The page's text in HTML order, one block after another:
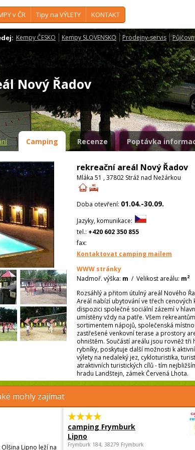
v ČR Tipy na VÝLETY KONTAKT
Kempy ČESKO Kempy SLOVENSKO Prodejny-servis
Nový Řadov
Camping Recenze Poptávka
rekreační areál Nový Řadov
Mláka 51 , 37802 Stráž nad Nežárkou
Doba otevření: 01.04.-30.09.
Jazyky, komunikace:
tel.: +420 602 350 855
fax:
Kontaktovat camping mailem
WWW stránky
Nadmoř. výška: m / Velikost areálu: m2
Rozsáhlý a přitom útulný areál Nového
Areál nabízí ubytování ve třech
dispozici společné sociální zázemí v
umístěny vždy na patře. Všem
sortimentem nápojů, společenská
zastřešené venkovní terase a prostory
ohništěm. Součástí areálu jsou rovněž
rybníky, poskytuje další možnosti k
výlety na nedaleký jez, cykloturistika,
atraktivních turistických cílů - tím
hradu Landštejn, zámek Červená Lhota.
mohly zajímat
Lipno leží na
camping Frymburk
Lipno
Frymburk 184, 38279 Frymburk